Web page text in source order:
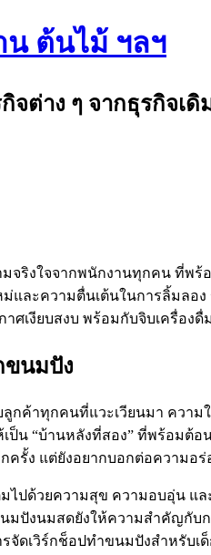
น ต้นไม้ ฯลฯ
จต่าง ๆ จากธุรกิจเ
จริงใจจากพนักงานทุกคน ที่
และความตื่นเต้นในการลิ้มลอง
เงียบสงบ พร้อมกับจิบเครื่อง
ขนมปัง
กค้าทุกคนที่แวะเวียนมา ควา
น “บ้านหลังที่สอง” ที่พร้อม
ครั้ง แต่ยังอยากบอกต่อความ
ไปด้วยความสุข ความอบอุ่น
ปังนมสดยังให้ความสำคัญกับ
ดเวิร์กช็อปทำขนมปังสำหรับ